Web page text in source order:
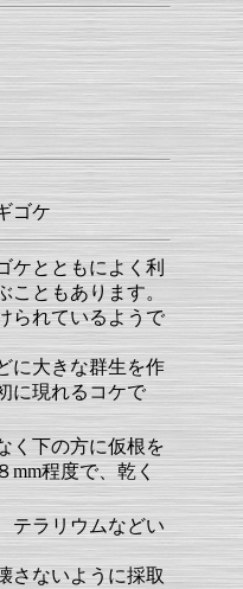
ゴケ
ケとともによく利
ともあります。
られているようで
に大きな群生を作
に現れるコケで
く下の方に仮根を
mm程度で、乾く
テラリウムなどい
さないように採取